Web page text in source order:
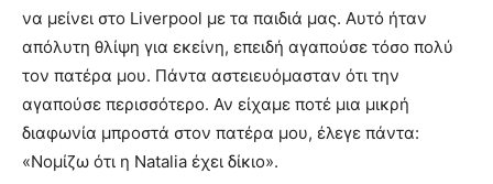
να μείνει στο Liverpool με τα παιδιά μας. Αυτό ήταν
απόλυτη θλίψη για εκείνη, επειδή αγαπούσε τόσο πολύ
τον πατέρα μου. Πάντα αστειευόμασταν ότι την
αγαπούσε περισσότερο. Αν είχαμε ποτέ μια μικρή
διαφωνία μπροστά στον πατέρα μου, έλεγε πάντα:
«Νομίζω ότι η Natalia έχει δίκιο».